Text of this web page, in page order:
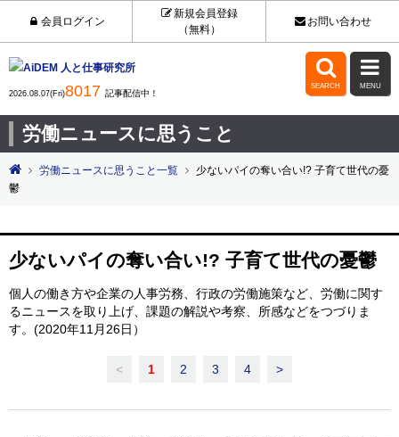
会員ログイン
新規会員登録
（無料）
お問い合わせ
2026.08.07(Fri)8017 記事配信中！

SEARCH

MENU
労働ニュースに思うこと
労働ニュースに思うこと一覧
少ないパイの奪い合い!? 子育て世代の憂
鬱
少ないパイの奪い合い!? 子育て世代の憂鬱
個人の働き方や企業の人事労務、行政の労働施策など、労働に関す
るニュースを取り上げ、課題の解説や考察、所感などをつづりま
す。(2020年11月26日）
< 1 2 3 4 >